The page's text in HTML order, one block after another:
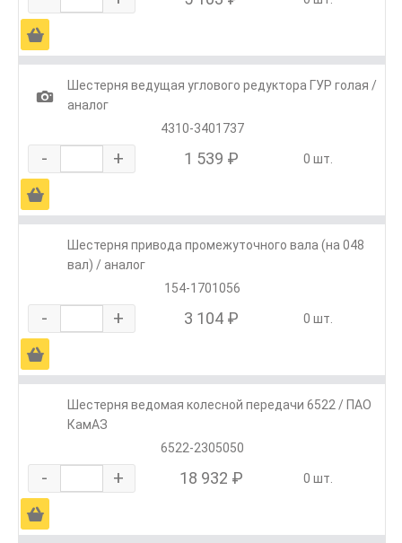
Ä
1
Шестерня ведущая углового редуктора ГУР голая /
аналог
4310-3401737
- + 1 539 ₽ 0 шт.
Ä
Шестерня привода промежуточного вала (на 048
вал) / аналог
154-1701056
- + 3 104 ₽ 0 шт.
Ä
Шестерня ведомая колесной передачи 6522 / ПАО
КамАЗ
6522-2305050
- + 18 932 ₽ 0 шт.
Ä